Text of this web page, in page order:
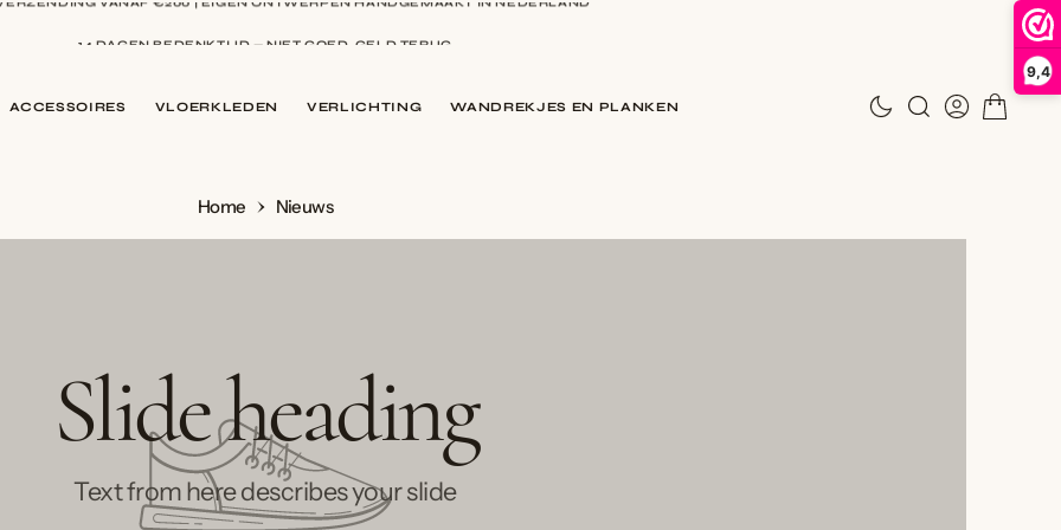
9,4
ACCESSOIRES VLOERKLEDEN VERLICHTING WANDREKJES EN PLANKEN
Home Nieuws
Slide heading
Text from here describes your slide